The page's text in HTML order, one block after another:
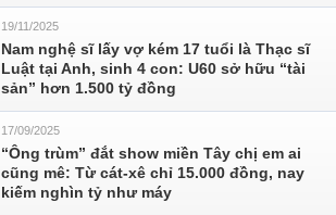
19/11/2025
Nam nghệ sĩ lấy vợ kém 17 tuổi là Thạc sĩ
Luật tại Anh, sinh 4 con: U60 sở hữu “tài
sản” hơn 1.500 tỷ đồng
17/09/2025
“Ông trùm” đắt show miền Tây chị em ai
cũng mê: Từ cát-xê chỉ 15.000 đồng, nay
kiếm nghìn tỷ như máy